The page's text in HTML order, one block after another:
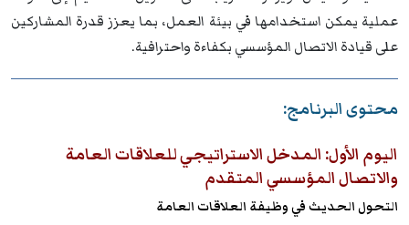
عملية يمكن استخدامها في بيئة العمل، بما يعزز قدرة المشاركين
على قيادة الاتصال المؤسسي بكفاءة واحترافية.
محتوى البرنامج:
اليوم الأول: المدخل الاستراتيجي للعلاقات العامة
والاتصال المؤسسي المتقدم
التحول الحديث في وظيفة العلاقات العامة